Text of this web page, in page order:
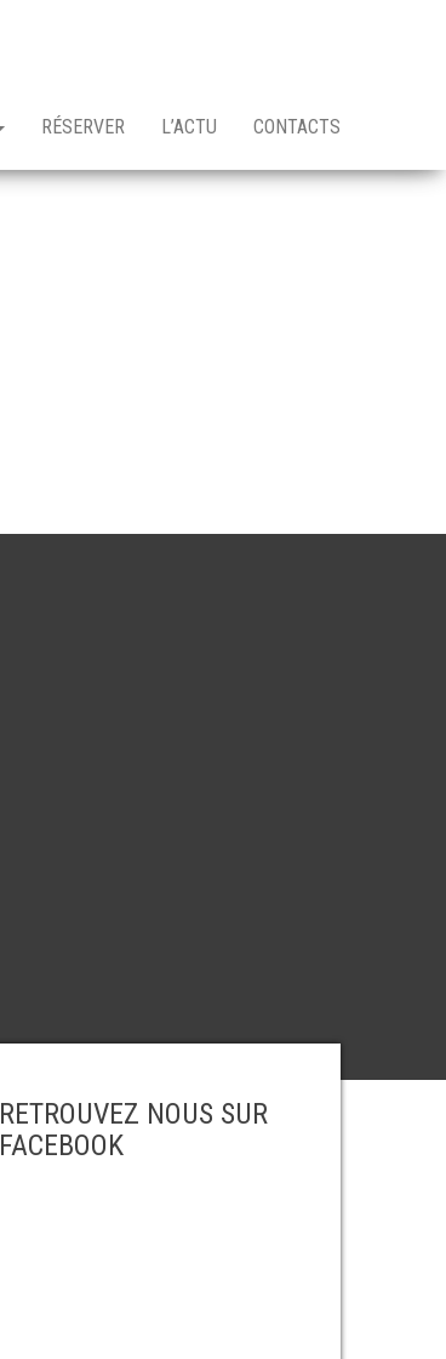
RÉSERVER L’ACTU CONTACTS
RETROUVEZ NOUS SUR
FACEBOOK